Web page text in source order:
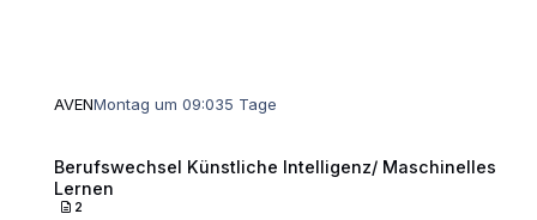
AVENMontag um 09:035 Tage
Berufswechsel Künstliche Intelligenz/ Maschinelles
Lernen
2